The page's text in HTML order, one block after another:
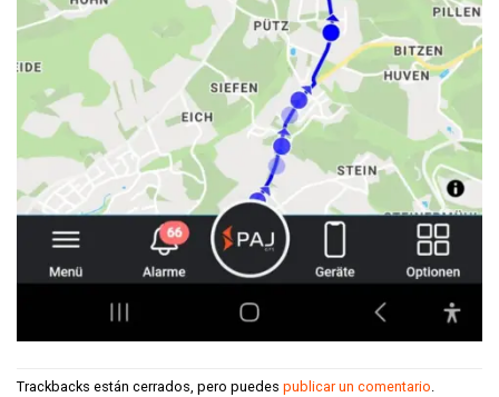
Trackbacks están cerrados, pero puedes publicar un comentario.